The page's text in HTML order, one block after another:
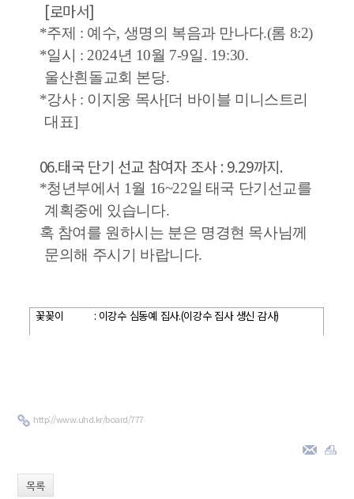
[로마서]
*주제 : 예수, 생명의 복음과 만나다.(롬 8:2)
*일시 : 2024년 10월 7-9일. 19:30.
울산흰돌교회 본당.
*강사 : 이지웅 목사[더 바이블 미니스트리
대표]
06.태국 단기 선교 참여자 조사: 9.29까지.
*청년부에서 1월 16~22일 태국 단기선교를
계획중에 있습니다.
혹 참여를 원하시는 분은 명경현 목사님께
문의해 주시기 바랍니다.
꽃꽂이 : 이강수 심동예 집사.(이강수 집사 생신 감사)
http://www.uhd.kr/board/777
목록